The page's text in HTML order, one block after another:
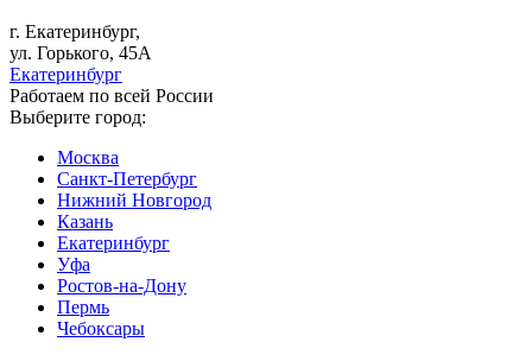
г. Екатеринбург,
ул. Горького, 45А
Екатеринбург
Работаем по всей России
Выберите город:
Москва
Санкт-Петербург
Нижний Новгород
Казань
Екатеринбург
Уфа
Ростов-на-Дону
Пермь
Чебоксары